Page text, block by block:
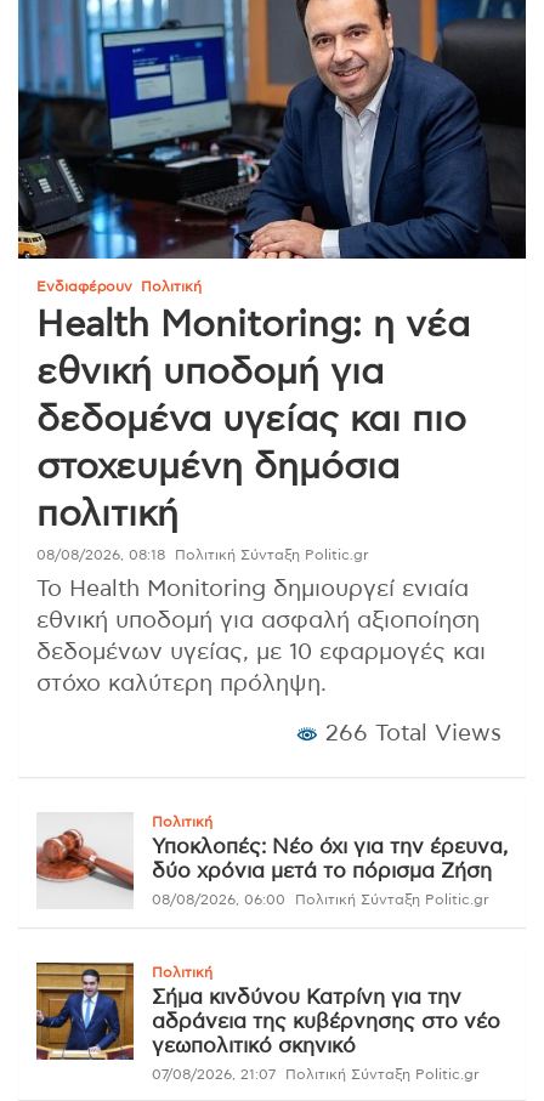
Ενδιαφέρουν Πολιτική
Health Monitoring: η νέα
εθνική υποδομή για
δεδομένα υγείας και πιο
στοχευμένη δημόσια
πολιτική
08/08/2026, 08:18 Πολιτική Σύνταξη Politic.gr
Το Health Monitoring δημιουργεί ενιαία
εθνική υποδομή για ασφαλή αξιοποίηση
δεδομένων υγείας, με 10 εφαρμογές και
στόχο καλύτερη πρόληψη.
266 Total Views
Πολιτική
Υποκλοπές: Νέο όχι για την έρευνα,
δύο χρόνια μετά το πόρισμα Ζήση
08/08/2026, 06:00 Πολιτική Σύνταξη Politic.gr
Πολιτική
Σήμα κινδύνου Κατρίνη για την
αδράνεια της κυβέρνησης στο νέο
γεωπολιτικό σκηνικό
07/08/2026, 21:07 Πολιτική Σύνταξη Politic.gr